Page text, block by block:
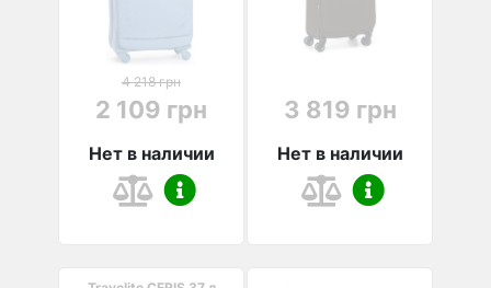
4 218 грн
2 109 грн
Нет в наличии
3 819 грн
Нет в наличии